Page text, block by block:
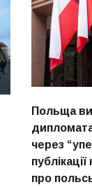
Польща
через
про